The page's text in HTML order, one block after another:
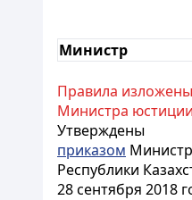
Министр
Правила
Министра юстиции
Утверждены
приказом
Республики
28 сентября 2018